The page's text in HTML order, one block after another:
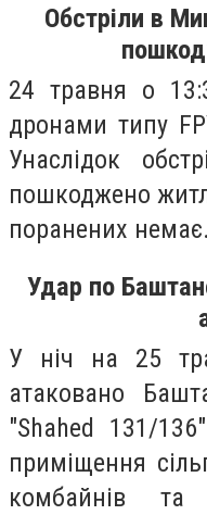
Обстріли в
24 травня о
дронами типу
Унаслідок
пошкоджено
поранених немає.
Удар по
У ніч на 25
атаковано
"Shahed 131/
приміщення
комбайнів та